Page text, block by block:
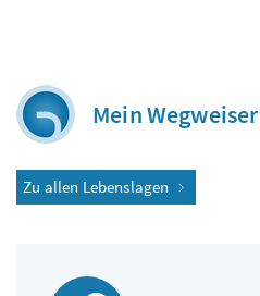
Mein Wegweiser
Zu allen Lebenslagen